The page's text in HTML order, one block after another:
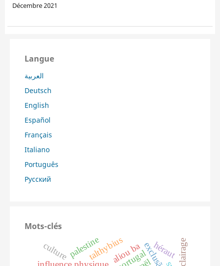
Décembre 2021
Langue
العربية
Deutsch
English
Español
Français
Italiano
Português
Русский
Mots-clés
portugalexclusão
palestine aliou ba éclairage
culture talthybius héraut